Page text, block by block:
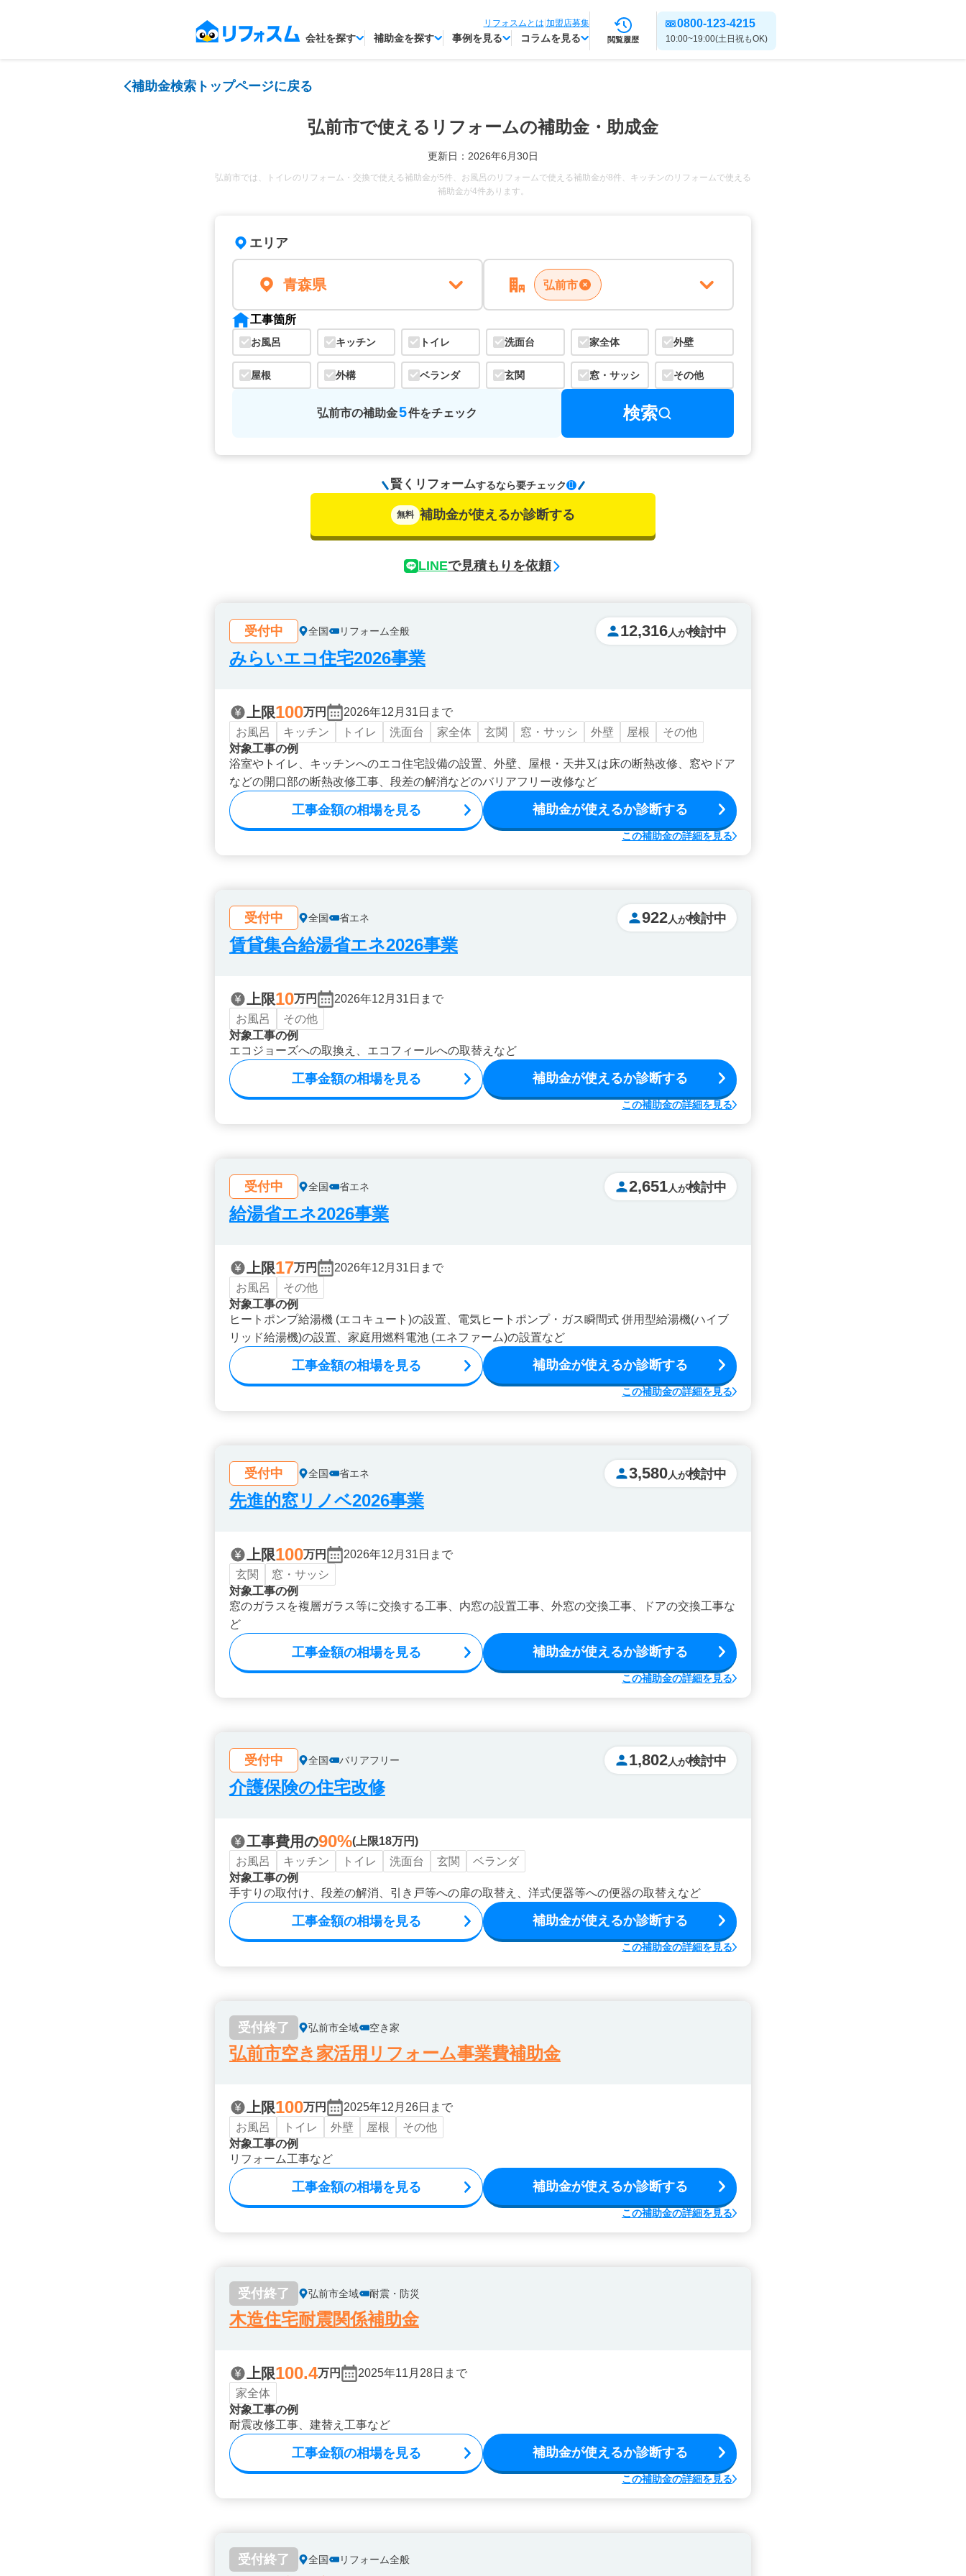
リフォスムとは|加盟店募集
会社を探す 補助金を探す 事例を見る コラムを見る 閲覧履歴
0800-123-4215
10:00~19:00(土日祝もOK)
補助金検索トップページに戻る
弘前市で使える リフォームの補助金・助成金
更新日：2026年6月30日
弘前市では、トイレのリフォーム・交換で使える補助金が5件、お風呂のリフォームで使える補助金が8件、キッチンのリフォームで使える
補助金が4件あります。
エリア
青森県 弘前市
工事箇所
お風呂 キッチン トイレ 洗面台 家全体 外壁
屋根 外構 ベランダ 玄関 窓・サッシ その他
弘前市の補助金5件をチェック 検索
賢くリフォームするなら要チェック
無料 補助金が使えるか診断する
LINEで見積もりを依頼
受付中 全国 リフォーム全般 12,316人が検討中
みらいエコ住宅2026事業
上限100万円
2026年12月31日まで
お風呂
キッチン トイレ 洗面台 家全体 玄関 窓・サッシ 外壁 屋根
その他
対象工事の例
浴室やトイレ、キッチンへのエコ住宅設備の設置、外壁、屋根・天井又は床の断熱改修、窓やドア
などの開口部の断熱改修工事、段差の解消などのバリアフリー改修など
工事金額の相場を見る 補助金が使えるか診断する
この補助金の詳細を見る
受付中 全国 省エネ 922人が検討中
賃貸集合給湯省エネ2026事業
上限10万円
2026年12月31日まで
お風呂
その他
対象工事の例
エコジョーズへの取換え、エコフィールへの取替えなど
工事金額の相場を見る 補助金が使えるか診断する
この補助金の詳細を見る
受付中 全国 省エネ 2,651人が検討中
給湯省エネ2026事業
上限17万円
2026年12月31日まで
お風呂
その他
対象工事の例
ヒートポンプ給湯機 (エコキュート)の設置、電気ヒートポンプ・ガス瞬間式 併用型給湯機(ハイブ
リッド給湯機)の設置、家庭用燃料電池 (エネファーム)の設置など
工事金額の相場を見る 補助金が使えるか診断する
この補助金の詳細を見る
受付中 全国 省エネ 3,580人が検討中
先進的窓リノベ2026事業
上限100万円
2026年12月31日まで
玄関
窓・サッシ
対象工事の例
窓のガラスを複層ガラス等に交換する工事、内窓の設置工事、外窓の交換工事、ドアの交換工事な
ど
工事金額の相場を見る 補助金が使えるか診断する
この補助金の詳細を見る
受付中 全国 バリアフリー 1,802人が検討中
介護保険の住宅改修
工事費用の90%(上限18万円)
お風呂
キッチン トイレ 洗面台 玄関
ベランダ
対象工事の例
手すりの取付け、段差の解消、引き戸等への扉の取替え、洋式便器等への便器の取替えなど
工事金額の相場を見る 補助金が使えるか診断する
この補助金の詳細を見る
受付終了 弘前市全域 空き家
弘前市空き家活用リフォーム事業費補助金
上限100万円
2025年12月26日まで
お風呂
トイレ 外壁 屋根
その他
対象工事の例
リフォーム工事など
工事金額の相場を見る 補助金が使えるか診断する
この補助金の詳細を見る
受付終了 弘前市全域 耐震・防災
木造住宅耐震関係補助金
上限100.4万円
2025年11月28日まで
家全体
対象工事の例
耐震改修工事、建替え工事など
工事金額の相場を見る 補助金が使えるか診断する
この補助金の詳細を見る
受付終了 全国 リフォーム全般